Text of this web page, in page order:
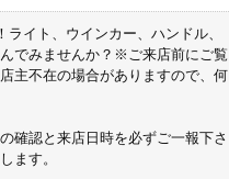
イト、ウインカー、ハンドル、
でみませんか？※ご来店前にご覧
主不在の場合がありますので、何
確認と来店日時を必ずご一報下さ
します。